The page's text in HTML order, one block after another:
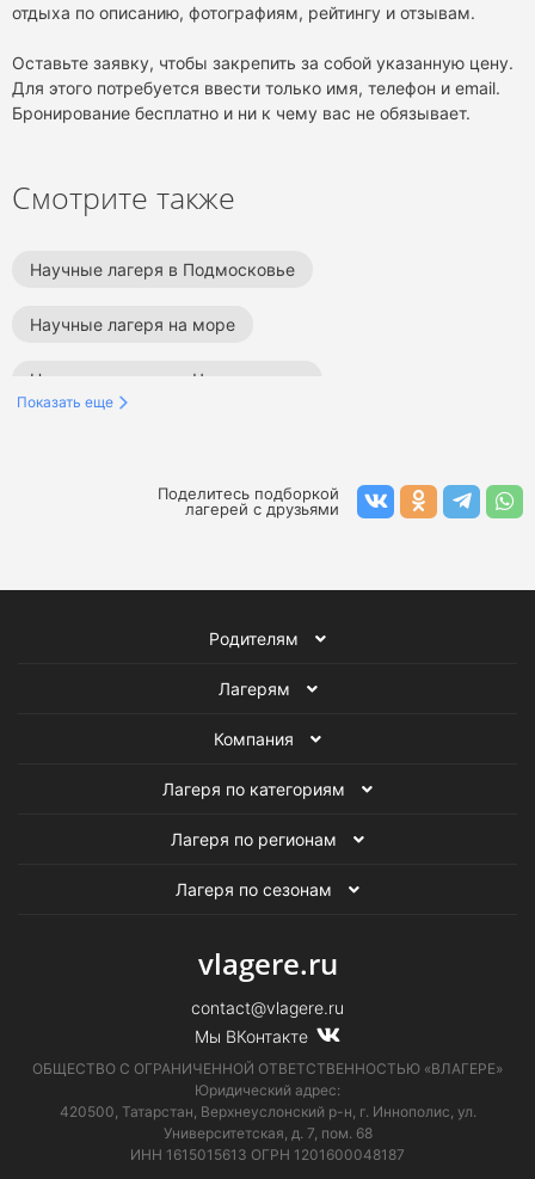
отдыха по описанию, фотографиям, рейтингу и отзывам.
Оставьте заявку, чтобы закрепить за собой указанную цену.
Для этого потребуется ввести только имя, телефон и email.
Бронирование бесплатно и ни к чему вас не обязывает.
Смотрите также
Научные лагеря в Подмосковье
Научные лагеря на море
Научные лагеря на Черном море
Научные лагеря в России
Показать еще
Поделитесь подборкой
лагерей с друзьями
Родителям
Лагерям
Компания
Лагеря по категориям
Лагеря по регионам
Лагеря по сезонам
vlagere.ru
contact@vlagere.ru
Мы ВКонтакте
ОБЩЕСТВО С ОГРАНИЧЕННОЙ ОТВЕТСТВЕННОСТЬЮ «ВЛАГЕРЕ»
Юридический адрес:
420500, Татарстан, Верхнеуслонский р-н, г. Иннополис, ул.
Университетская, д. 7, пом. 68
ИНН 1615015613 ОГРН 1201600048187